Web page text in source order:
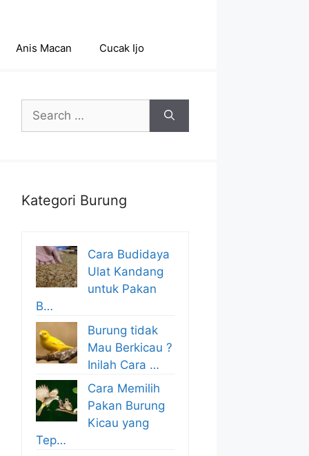
Anis Macan Cucak Ijo
Search
for:
Kategori Burung
Cara Budidaya
Ulat Kandang
untuk Pakan
B…
Burung tidak
Mau Berkicau ?
Inilah Cara …
Cara Memilih
Pakan Burung
Kicau yang
Tep…